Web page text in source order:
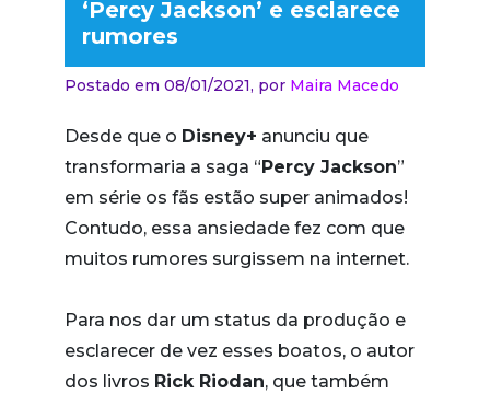
‘Percy Jackson’ e esclarece
rumores
Postado em 08/01/2021, por Maira Macedo
Desde que o Disney+ anunciu que
transformaria a saga “ Percy Jackson”
em série os fãs estão super animados!
Contudo, essa ansiedade fez com que
muitos rumores surgissem na internet.
Para nos dar um status da produção e
esclarecer de vez esses boatos, o autor
dos livros Rick Riodan, que também